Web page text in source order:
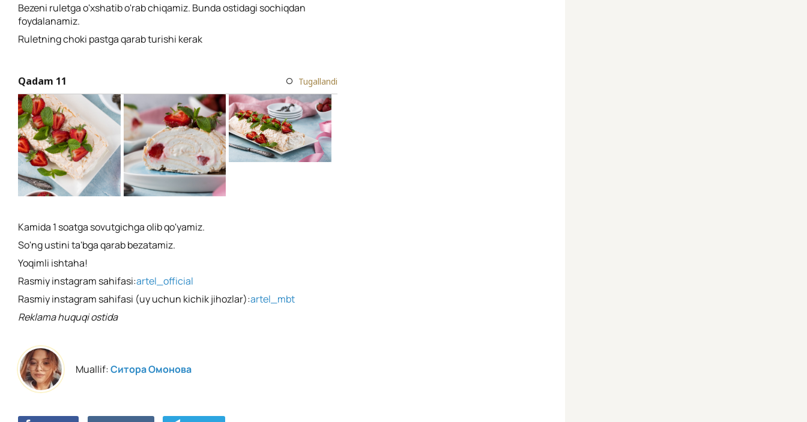
Bezeni ruletga o'xshatib o'rab chiqamiz. Bunda ostidagi sochiqdan
foydalanamiz.
Ruletning choki pastga qarab turishi kerak
Qadam 11 Tugallandi
Kamida 1 soatga sovutgichga olib qo'yamiz.
So'ng ustini ta'bga qarab bezatamiz.
Yoqimli ishtaha!
Rasmiy instagram sahifasi:artel_official
Rasmiy instagram sahifasi (uy uchun kichik jihozlar):artel_mbt
Reklama huquqi ostida
Muallif:Ситора Омонова